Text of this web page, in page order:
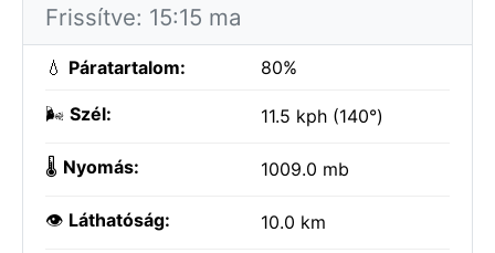
Frissítve: 15:15 ma
💧 Páratartalom: 80%
🌬️ Szél: 11.5 kph (140°)
🌡️ Nyomás: 1009.0 mb
👁️ Láthatóság: 10.0 km